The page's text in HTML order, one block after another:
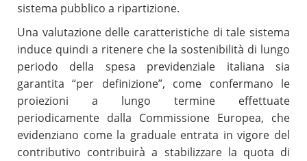
sistema pubblico a ripartizione.
Una valutazione delle caratteristiche di tale sistema
induce quindi a ritenere che la sostenibilità di lungo
periodo della spesa previdenziale italiana sia
garantita “per definizione”, come confermano le
proiezioni a lungo termine effettuate
periodicamente dalla Commissione Europea, che
evidenziano come la graduale entrata in vigore del
contributivo contribuirà a stabilizzare la quota di